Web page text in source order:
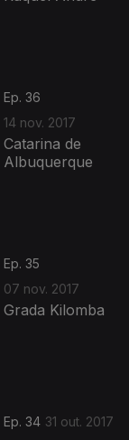
Ep. 36
14 nov. 2017
Catarina de
Albuquerque
Ep. 35
07 nov. 2017
Grada Kilomba
Ep. 34 31 out. 2017